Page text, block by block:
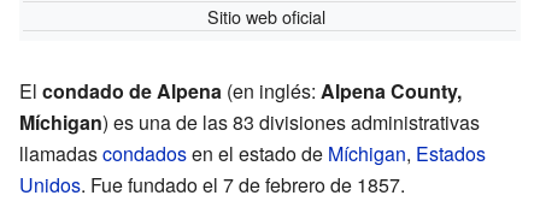
Sitio web oficial
El condado de Alpena (en inglés: Alpena County,
Míchigan) es una de las 83 divisiones administrativas
llamadascondadosen el estado de Míchigan, Estados
Unidos. Fue fundado el 7 de febrero de 1857.